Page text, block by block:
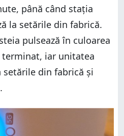
până când stația
la setările din fabrică.
pulsează în culoarea
iar unitatea
setările din fabrică și